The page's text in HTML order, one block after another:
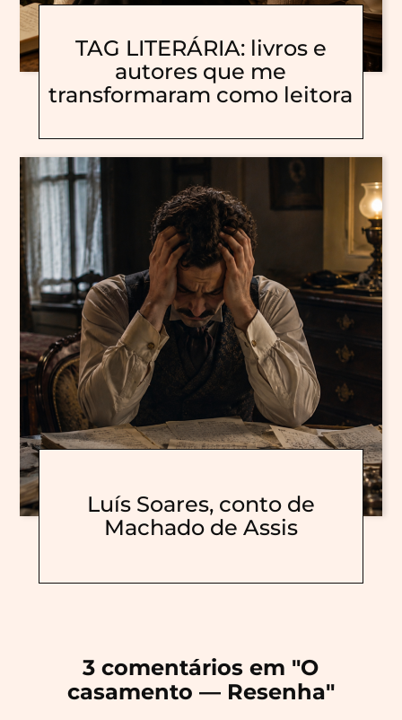
TAG LITERÁRIA: livros e
autores que me
transformaram como leitora
Luís Soares, conto de
Machado de Assis
3 comentários em "O
casamento — Resenha"